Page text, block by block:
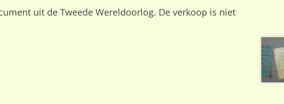
uit de Tweede Wereldoorlog. De verkoop is niet